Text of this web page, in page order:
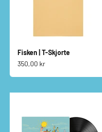
Fisken | T-Skjorte
Salgspris
350,00 kr